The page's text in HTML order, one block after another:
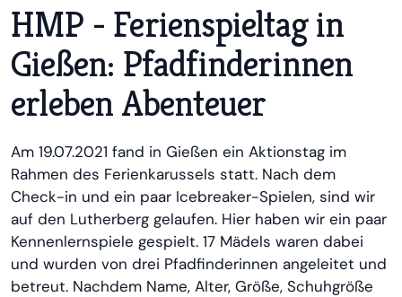
HMP - Ferienspieltag in
Gießen: Pfadfinderinnen
erleben Abenteuer
Am 19.07.2021 fand in Gießen ein Aktionstag im
Rahmen des Ferienkarussels statt. Nach dem
Check-in und ein paar Icebreaker-Spielen, sind wir
auf den Lutherberg gelaufen. Hier haben wir ein paar
Kennenlernspiele gespielt. 17 Mädels waren dabei
und wurden von drei Pfadfinderinnen angeleitet und
betreut. Nachdem Name, Alter, Größe, Schuhgröße